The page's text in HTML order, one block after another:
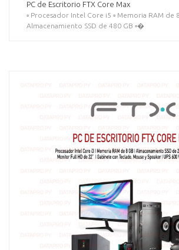
PC de Escritorio FTX Core Max
▫️ Procesador Intel Core i5 ▫️ Memoria RAM de
Almacenamiento SSD de 480 GB ▫�